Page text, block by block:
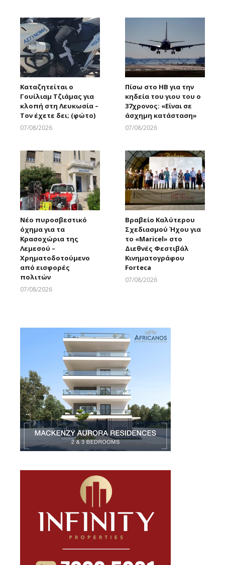
Καταζητείται ο
Γουίλιαμ Τζιάμας για
κλοπή στη Λευκωσία –
Τον έχετε δει; (φώτο)
07/08/2026
Πίσω στο ΗΒ για την
κηδεία του γιου του ο
37χρονος: «Είναι σε
άσχημη κατάσταση»
07/08/2026
Νέο πυροσβεστικό
όχημα για τα
Κρασοχώρια της
Λεμεσού –
Χρηματοδοτούμενο
από εισφορές
πολιτών
07/08/2026
Βραβείο Καλύτερου
Σχεδιασμού Ήχου για
το «Maricel» στο
Διεθνές Φεστιβάλ
Κινηματογράφου
Forteca
07/08/2026